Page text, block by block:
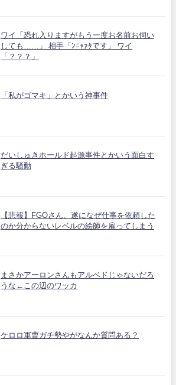
ワイ「恐れ入りますがもう一度お名前お伺い
しても……」 相手「ﾝﾆｬｧﾀです」 ワイ
「？？？」
「私がゴマキ」とかいう神事件
だいしゅきホールド起源事件とかいう面白す
ぎる騒動
【悲報】FGOさん、遂になぜ仕事を依頼した
のか分からないレベルの絵師を雇ってしまう
まさかアーロンさんもアルベドじゃないだろ
うな←この辺のワッカ
ケロロ軍曹ガチ勢やがなんか質問ある？